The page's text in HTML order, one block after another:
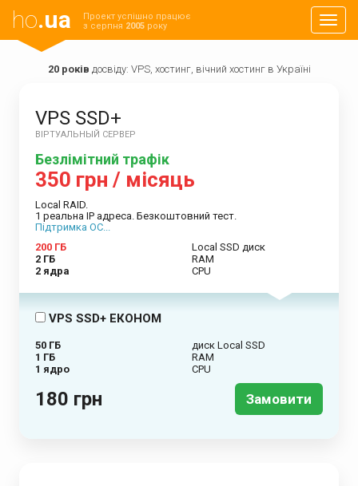
ho.ua
Проект успішно працює
з серпня 2005 року
20 років досвіду: VPS, хостинг, вічний хостинг в Україні
VPS SSD+
ВІРТУАЛЬНЫЙ СЕРВЕР
Безлімітний трафік
350 грн / місяць
Local RAID.
1 реальна IP адреса. Безкоштовний тест.
Підтримка ОС...
200 ГБ
Local SSD диск
2 ГБ
RAM
2 ядра
CPU
VPS SSD+ ЕКОНОМ
50 ГБ
диск Local SSD
1 ГБ
RAM
1 ядро
CPU
180 грн Замовити